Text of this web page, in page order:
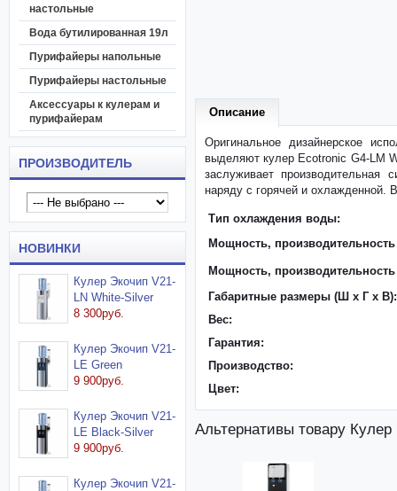
настольные
Вода бутилированная 19л
Пурифайеры напольные
Пурифайеры настольные
Аксессуары к кулерам и
пурифайерам
ПРОИЗВОДИТЕЛЬ
НОВИНКИ
Кулер Экочип V21-
LN White-Silver
8 300руб.
Кулер Экочип V21-
LE Green
9 900руб.
Кулер Экочип V21-
LE Black-Silver
9 900руб.
Кулер Экочип V21-
Описание
Оригинальное дизайнерское
выделяют кулер Ecotronic G4-LM
заслуживает производительная
наряду с горячей и охлажденной.
Тип охлаждения воды:
Мощность, производительность
Мощность,
Габаритные размеры (Ш x Г x В):
Вес:
Гарантия:
Производство:
Цвет:
Альтернативы товару